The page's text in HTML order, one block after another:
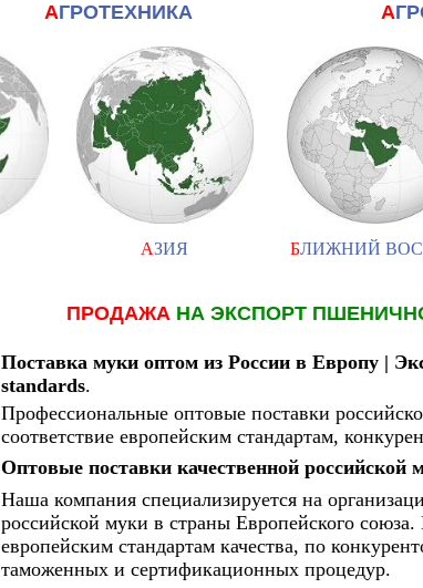
АГРОТЕХНИКА А
АЗИЯ БЛИЖНИЙ
ПРОДАЖА НА ЭКСПОРТ
Поставка муки оптом из России в Европу |
standards.
Профессиональные оптовые поставки
соответствие европейским стандартам,
Оптовые поставки качественной
Наша компания специализируется на
российской муки в страны Европейского
европейским стандартам качества, по
таможенных и сертификационных процедур.